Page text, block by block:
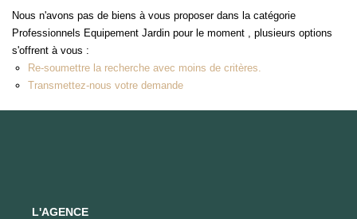
Budget max Plus de critères
Nous n'avons pas de biens à vous proposer dans la catégorie
Professionnels Equipement Jardin pour le moment , plusieurs options
s'offrent à vous :
Re-soumettre la recherche avec moins de critères.
Transmettez-nous votre demande
L'AGENCE